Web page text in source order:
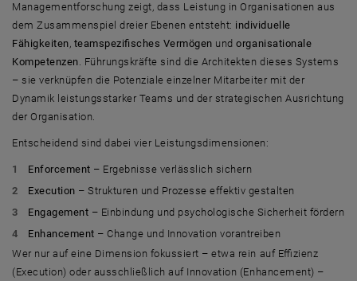
Managementforschung zeigt, dass Leistung in Organisationen aus
dem Zusammenspiel dreier Ebenen entsteht: individuelle
Fähigkeiten, teamspezifisches Vermögen undorganisationale
Kompetenzen. Führungskräfte sind die Architekten dieses Systems
– sie verknüpfen die Potenziale einzelner Mitarbeiter mit der
Dynamik leistungsstarker Teams und der strategischen Ausrichtung
der Organisation.
Entscheidend sind dabei vier Leistungsdimensionen:
Enforcement – Ergebnisse verlässlich sichern
Execution – Strukturen und Prozesse effektiv gestalten
Engagement – Einbindung und psychologische Sicherheit fördern
Enhancement – Change und Innovation vorantreiben
Wer nur auf eine Dimension fokussiert – etwa rein auf Effizienz
(Execution) oder ausschließlich auf Innovation (Enhancement) –